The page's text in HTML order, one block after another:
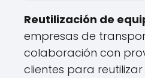
Reutilización de
empresas de
colaboración con
clientes para